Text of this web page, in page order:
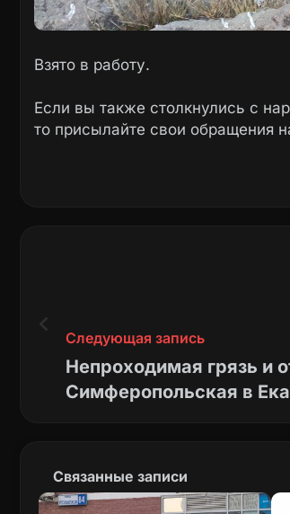
Взято в работу.
Если вы также столкнулись с
то присылайте свои обращения
Следующая запись
Непроходимая грязь и
Симферопольская в
Связанные записи